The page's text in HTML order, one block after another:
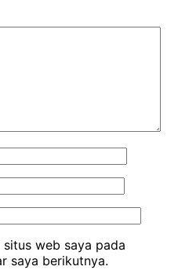
situs web saya pada
saya berikutnya.